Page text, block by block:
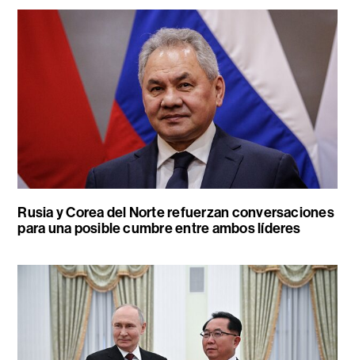
Rusia y Corea del Norte refuerzan conversaciones
para una posible cumbre entre ambos líderes